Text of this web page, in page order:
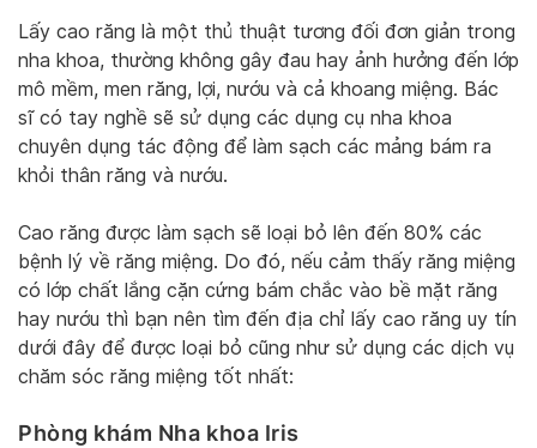
Lấy cao răng là một thủ thuật tương đối đơn giản trong
nha khoa, thường không gây đau hay ảnh hưởng đến lớp
mô mềm, men răng, lợi, nướu và cả khoang miệng. Bác
sĩ có tay nghề sẽ sử dụng các dụng cụ nha khoa
chuyên dụng tác động để làm sạch các mảng bám ra
khỏi thân răng và nướu.
Cao răng được làm sạch sẽ loại bỏ lên đến 80% các
bệnh lý về răng miệng. Do đó, nếu cảm thấy răng miệng
có lớp chất lắng cặn cứng bám chắc vào bề mặt răng
hay nướu thì bạn nên tìm đến địa chỉ lấy cao răng uy tín
dưới đây để được loại bỏ cũng như sử dụng các dịch vụ
chăm sóc răng miệng tốt nhất:
Phòng khám Nha khoa Iris